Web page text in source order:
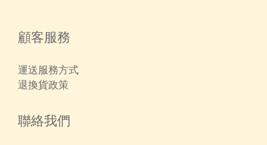
顧客服務
運送服務方式
退換貨政策
聯絡我們